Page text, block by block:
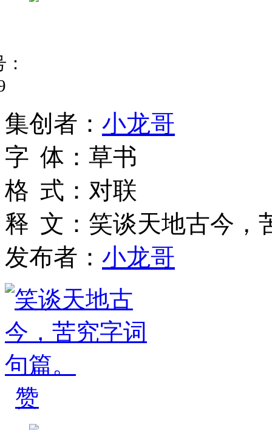
集创者 ： 小龙哥
字 体 ： 草书
格 式 ： 对联
释 文 ： 笑谈天地古今，
发布者： 小龙哥
赞